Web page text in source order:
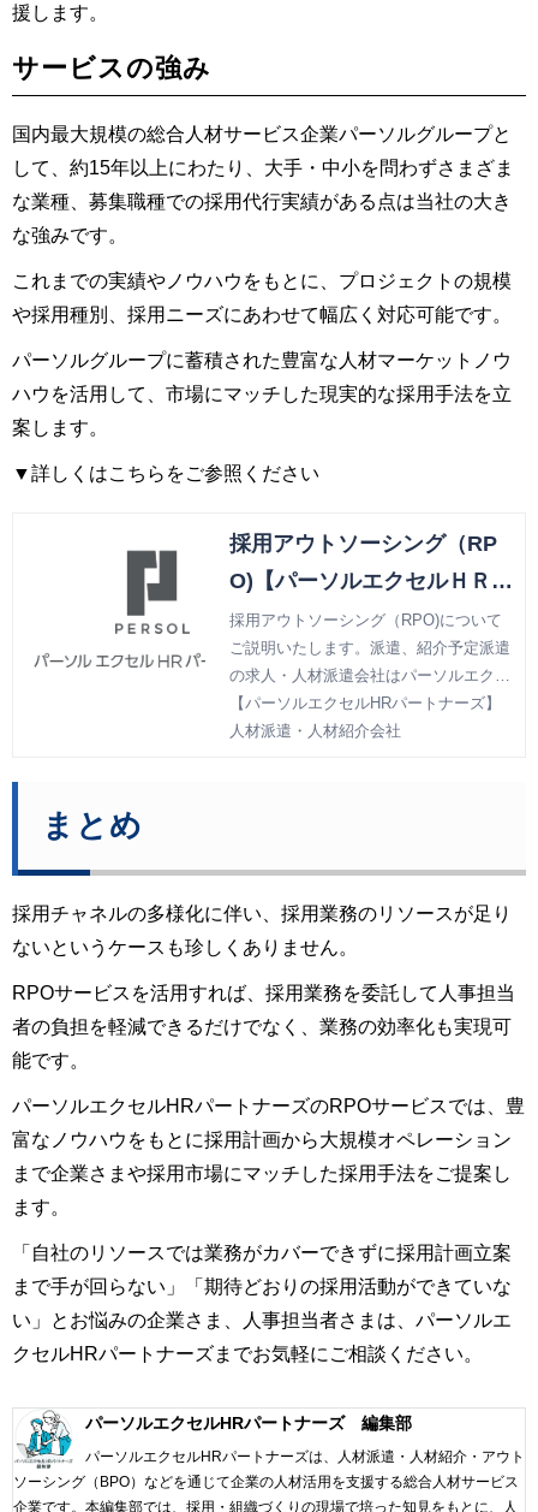
援します。
サービスの強み
国内最大規模の総合人材サービス企業パーソルグループと
して、約15年以上にわたり、大手・中小を問わずさまざま
な業種、募集職種での採用代行実績がある点は当社の大き
な強みです。
これまでの実績やノウハウをもとに、プロジェクトの規模
や採用種別、採用ニーズにあわせて幅広く対応可能です。
パーソルグループに蓄積された豊富な人材マーケットノウ
ハウを活用して、市場にマッチした現実的な採用手法を立
案します。
▼詳しくはこちらをご参照ください
採用アウトソーシング（RP
O)【パーソルエクセルＨＲパ
ートナーズ（旧パーソル パ
ナソニック ＨＲパートナー
ズ）】人材派遣・人材紹介会
社
採用アウトソーシング（RPO)について
ご説明いたします。派遣、紹介予定派遣
の求人・人材派遣会社はパーソルエクセ
ルＨＲパートナーズ（旧パーソル パナ
ソニック ＨＲパートナーズ）。
【パーソルエクセルHRパートナーズ】
人材派遣・人材紹介会社
まとめ
採用チャネルの多様化に伴い、採用業務のリソースが足り
ないというケースも珍しくありません。
RPOサービスを活用すれば、採用業務を委託して人事担当
者の負担を軽減できるだけでなく、業務の効率化も実現可
能です。
パーソルエクセルHRパートナーズのRPOサービスでは、豊
富なノウハウをもとに採用計画から大規模オペレーション
まで企業さまや採用市場にマッチした採用手法をご提案し
ます。
「自社のリソースでは業務がカバーできずに採用計画立案
まで手が回らない」「期待どおりの採用活動ができていな
い」とお悩みの企業さま、人事担当者さまは、パーソルエ
クセルHRパートナーズまでお気軽にご相談ください。
パーソルエクセルHRパートナーズ 編集部
パーソルエクセルHRパートナーズは、人材派遣・人材紹介・アウト
ソーシング（BPO）などを通じて企業の人材活用を支援する総合人材サービス
企業です。本編集部では、採用・組織づくりの現場で培った知見をもとに、人